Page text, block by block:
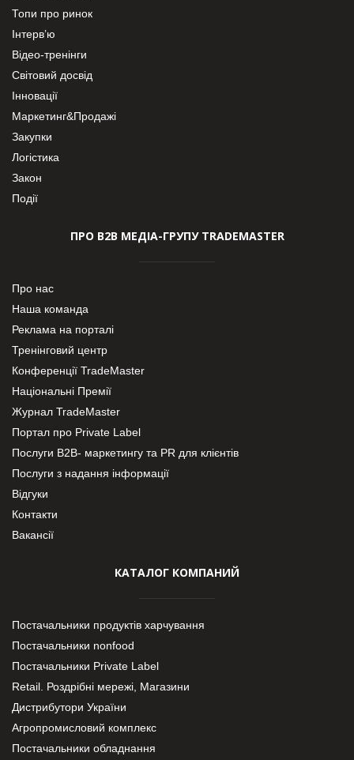
Топи про ринок
Інтерв’ю
Відео-тренінги
Світовий досвід
Інновації
Маркетинг&Продажі
Закупки
Логістика
Закон
Події
ПРО В2В МЕДІА-ГРУПУ TRADEMASTER
Про нас
Наша команда
Реклама на порталі
Тренінговий центр
Конференції TradeMaster
Національні Премії
Журнал TradeMaster
Портал про Private Label
Послуги В2В- маркетингу та PR для клієнтів
Послуги з надання інформації
Відгуки
Контакти
Вакансії
КАТАЛОГ КОМПАНИЙ
Постачальники продуктів харчування
Постачальники nonfood
Постачальники Private Label
Retail. Роздрібні мережі, Магазини
Дистрибутори України
Агропромисловий комплекс
Постачальники обладнання